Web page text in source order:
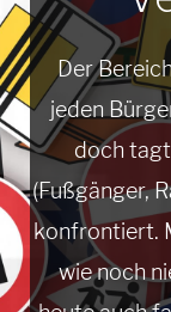
k
e
h
r
s
Der
jeden
doch
(Fußgänger,
konfrontiert.
wie noch